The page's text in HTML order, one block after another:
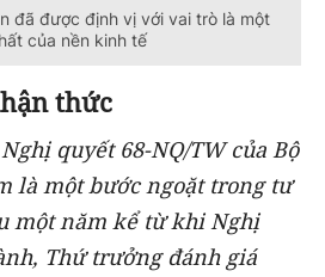
đã được định vị với vai trò là một
của nền kinh tế
thức
quyết 68-NQ/TW của Bộ
là một bước ngoặt trong tư
một năm kể từ khi Nghị
Thứ trưởng đánh giá